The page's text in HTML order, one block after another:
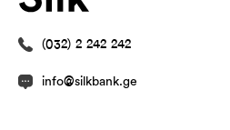
(032) 2 242 242
info@silkbank.ge